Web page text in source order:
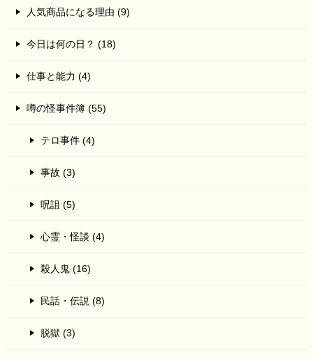
人気商品になる理由 (9)
今日は何の日？ (18)
仕事と能力 (4)
噂の怪事件簿 (55)
テロ事件 (4)
事故 (3)
呪詛 (5)
心霊・怪談 (4)
殺人鬼 (16)
民話・伝説 (8)
脱獄 (3)